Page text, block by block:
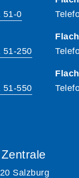
51-0
51-250
51-550
Salzburg